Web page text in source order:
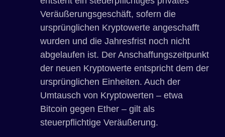
Veräußerungsgeschäft, sofern die
ursprünglichen Kryptowerte angeschafft
wurden und die Jahresfrist noch nicht
abgelaufen ist. Der Anschaffungszeitpunkt
der neuen Kryptowerte entspricht dem der
ursprünglichen Einheiten. Auch der
Umtausch von Kryptowerten – etwa
Bitcoin gegen Ether – gilt als
steuerpflichtige Veräußerung.